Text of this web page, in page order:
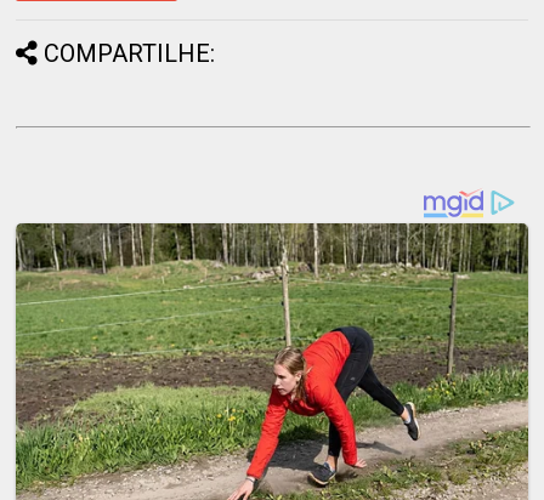
COMPARTILHE: